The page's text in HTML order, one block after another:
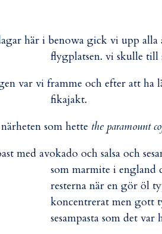
här i benowa gick vi upp
flygplatsen. vi skulle till
var vi framme och efter att ha
fikajakt.
som hette the paramount
med avokado och salsa och
som marmite i england
resterna när en gör öl
koncentrerat men gott
sesampasta som det var